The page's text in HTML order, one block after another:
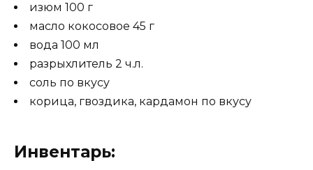
изюм 100 г
масло кокосовое 45 г
вода 100 мл
разрыхлитель 2 ч.л.
соль по вкусу
корица, гвоздика, кардамон по вкусу
Инвентарь: